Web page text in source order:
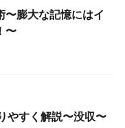
〜膨大な記憶にはイ
〜
やすく解説〜没収〜